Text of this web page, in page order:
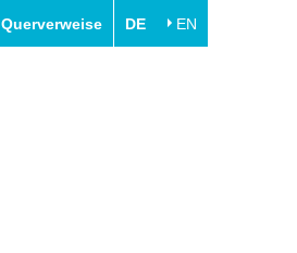
Querverweise DE EN